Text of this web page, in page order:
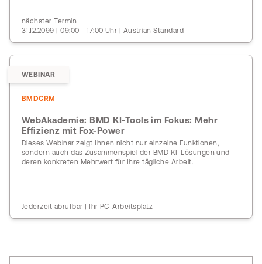
nächster Termin
31.12.2099 | 09:00 - 17:00 Uhr | Austrian Standard
WEBINAR
BMDCRM
WebAkademie: BMD KI-Tools im Fokus: Mehr
Effizienz mit Fox-Power
Dieses Webinar zeigt Ihnen nicht nur einzelne Funktionen,
sondern auch das Zusammenspiel der BMD KI-Lösungen und
deren konkreten Mehrwert für Ihre tägliche Arbeit.
Jederzeit abrufbar | Ihr PC-Arbeitsplatz